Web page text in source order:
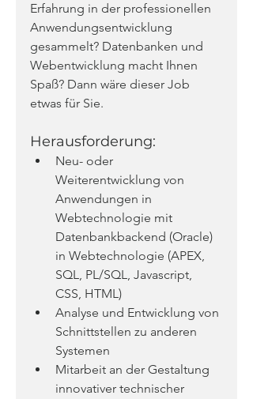
Erfahrung in der professionellen
Anwendungsentwicklung
gesammelt? Datenbanken und
Webentwicklung macht Ihnen
Spaß? Dann wäre dieser Job
etwas für Sie.
Herausforderung:
Neu- oder
Weiterentwicklung von
Anwendungen in
Webtechnologie mit
Datenbankbackend (Oracle)
in Webtechnologie (APEX,
SQL, PL/SQL, Javascript,
CSS, HTML)
Analyse und Entwicklung von
Schnittstellen zu anderen
Systemen
Mitarbeit an der Gestaltung
innovativer technischer